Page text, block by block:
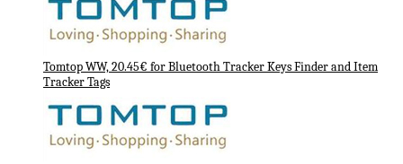
Tomtop WW, 20.45€ for Bluetooth Tracker Keys Finder and Item
Tracker Tags